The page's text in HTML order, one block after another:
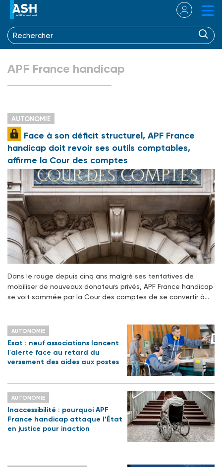
APF France handicap
AUTONOMIE
Face à son déficit structurel, APF France
handicap doit revoir ses outils comptables,
affirme la Cour des comptes
Dans le rouge depuis cinq ans malgré ses tentatives de
mobiliser de nouveaux donateurs privés, APF France handicap
se voit sommée par la Cour des comptes de se convertir à…
AUTONOMIE
Esat : neuf associations lancent
l'alerte face au retard du
versement des aides aux postes
AUTONOMIE
Inaccessibilité : pourquoi APF
France handicap attaque l’État
en justice pour inaction